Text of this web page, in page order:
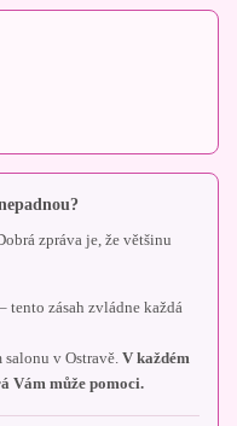
zpráva je, že většinu
tento zásah zvládne každá
v Ostravě. V každém
Vám může pomoci.